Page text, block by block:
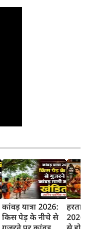
कांवड़ यात्रा 2026:
किस पेड़ के नीचे से
2026: